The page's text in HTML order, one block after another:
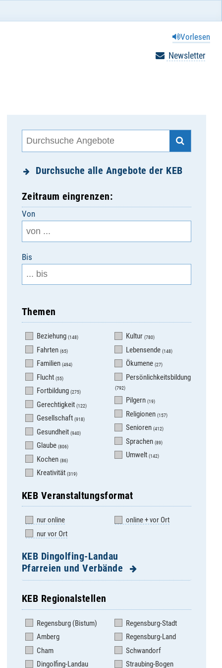
Vorlesen
Newsletter
Durchsuche alle Angebote der KEB
Zeitraum eingrenzen:
Von
Bis
Themen
Beziehung(148)
Fahrten(65)
Familien(494)
Flucht(55)
Fortbildung(275)
Gerechtigkeit(122)
Gesellschaft(918)
Gesundheit(940)
Glaube(806)
Kochen(86)
Kreativität(319)
Kultur (780)
Lebensende (148)
Ökumene (27)
Persönlichkeitsbildung
(792)
Pilgern (19)
Religionen (157)
Senioren (412)
Sprachen (89)
Umwelt (142)
KEB Veranstaltungsformat
nur online
nur vor Ort
online + vor Ort
KEB Dingolfing-Landau
Pfarreien und Verbände
Adldorf
Altenbuch
Aufhausen
Bubach
Landau- Pfarrverband
Landau- St. Johannes
Loiching
Mamming
Marklkofen
KEB Regionalstellen
Regensburg (Bistum)
Amberg
Cham
Dingolfing-Landau
Regensburg-Stadt
Regensburg-Land
Schwandorf
Straubing-Bogen